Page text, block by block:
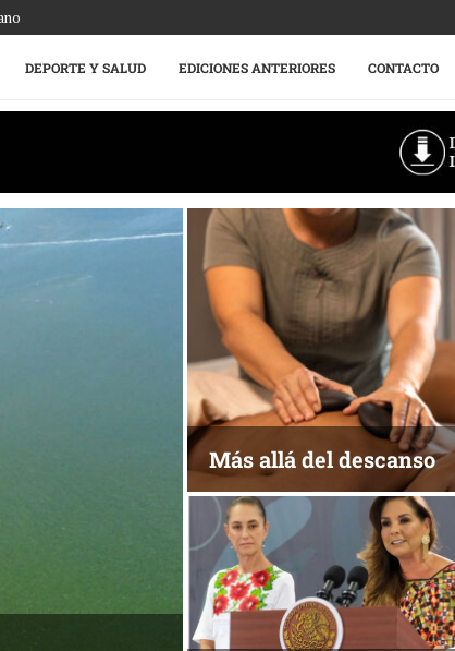
DEPORTE Y SALUD EDICIONES ANTERIORES CONTACTO
Más allá del descanso